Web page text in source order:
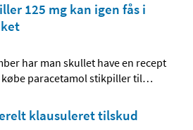
125 mg kan igen fås i
har man skullet have en recept
paracetamol stikpiller til…
klausuleret tilskud